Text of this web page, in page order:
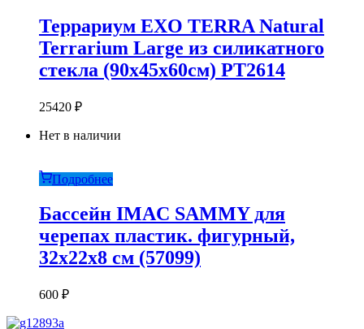
Террариум EXO TERRA Natural
Terrarium Large из силикатного
стекла (90х45х60см) PT2614
25420 ₽
Нет в наличии
Подробнее
Бассейн IMAC SAMMY для
черепах пластик. фигурный,
32х22х8 см (57099)
600 ₽